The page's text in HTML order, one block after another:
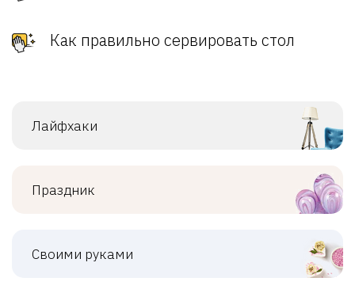
Как правильно сервировать стол
Лайфхаки
Праздник
Своими руками